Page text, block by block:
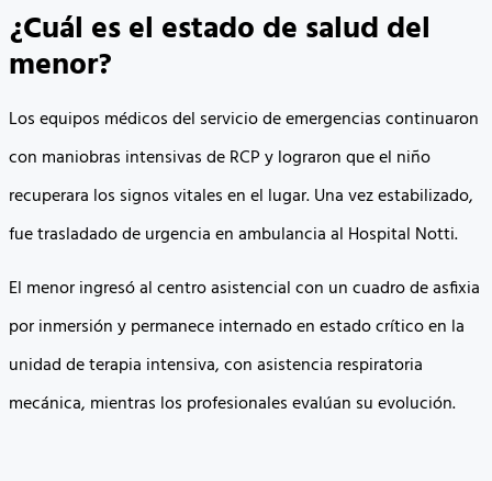
¿Cuál es el estado de salud del
menor?
Los equipos médicos del servicio de emergencias continuaron
con maniobras intensivas de RCP y lograron que el niño
recuperara los signos vitales en el lugar. Una vez estabilizado,
fue trasladado de urgencia en ambulancia al Hospital Notti.
El menor ingresó al centro asistencial con un cuadro de asfixia
por inmersión y permanece internado en estado crítico en la
unidad de terapia intensiva, con asistencia respiratoria
mecánica, mientras los profesionales evalúan su evolución.